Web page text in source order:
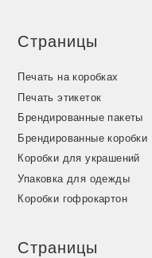
Страницы
Печать на коробках
Печать этикеток
Брендированные пакеты
Брендированные коробки
Коробки для украшений
Упаковка для одежды
Коробки гофрокартон
Страницы